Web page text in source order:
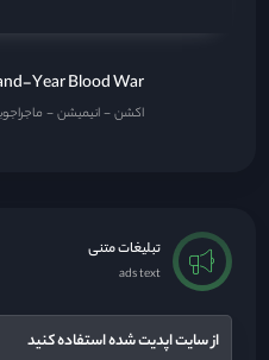
Year Blood War
اکشن انیمیشن
تبلیغات متنی
ads text
از سایت اپدیت شده استفاده کنید